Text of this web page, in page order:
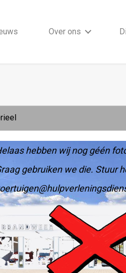
Over ons
hebben wij nog géén
gebruiken we die. Stuur